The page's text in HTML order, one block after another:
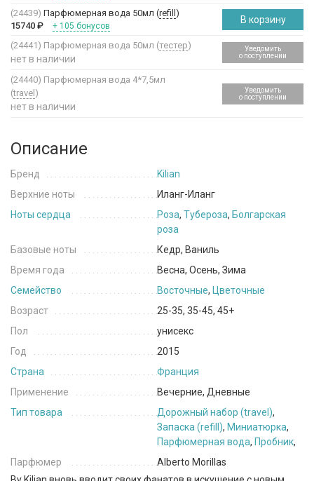
(24439) Парфюмерная вода 50мл (refill )
15740 ₽ + 105 бонусов
В корзину
(24441) Парфюмерная вода 50мл (тестер)
нет в наличии
Уведомить
о поступлении
(24440) Парфюмерная вода 4*7,5мл
(travel )
нет в наличии
Уведомить
о поступлении
Описание
Бренд
Kilian
Верхние ноты
Иланг-Иланг
Ноты сердца
Роза, Тубероза, Болгарская
роза
Базовые ноты
Кедр, Ваниль
Время года
Весна, Осень, Зима
Семейство
Восточные, Цветочные
Возраст
25-35, 35-45, 45+
Пол
унисекс
Год
2015
Страна
Франция
Применение
Вечерние, Дневные
Тип товара
Дорожный набор (travel),
Запаска (refill), Миниатюрка,
Парфюмерная вода, Пробник,
Парфюмер
Alberto Morillas